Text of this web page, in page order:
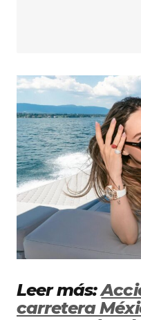
Leer más:
carretera